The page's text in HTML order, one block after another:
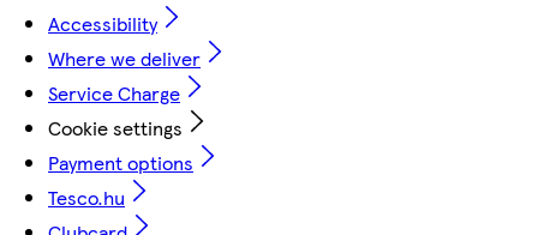
Accessibility
Where we deliver
Service Charge
Cookie settings
Payment options
Tesco.hu